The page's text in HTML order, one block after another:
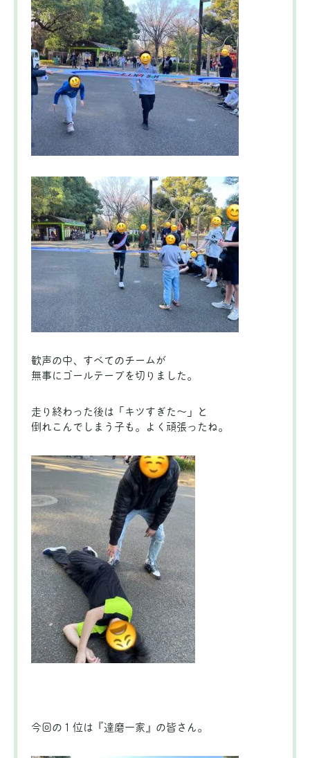
歓声の中、すべてのチームが
無事にゴールテープを切りました。
走り終わった後は「キツすぎた～」と
倒れこんでしまう子も。よく頑張ったね。
今回の１位は『達磨一家』の皆さん。